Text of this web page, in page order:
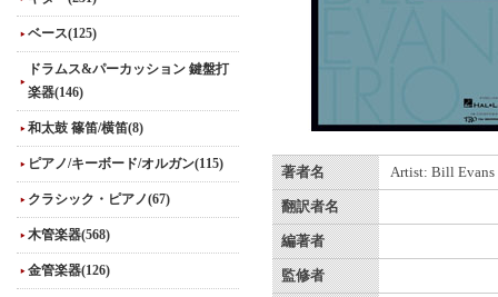
ベース(125)
ドラムス&パーカッション 鍵盤打
楽器(146)
和太鼓 篠笛/横笛(8)
ピアノ/キーボード/オルガン(115)
クラシック・ピアノ(67)
木管楽器(568)
金管楽器(126)
著者名 Artist: Bill Evans
翻訳者名
編著者
監修者